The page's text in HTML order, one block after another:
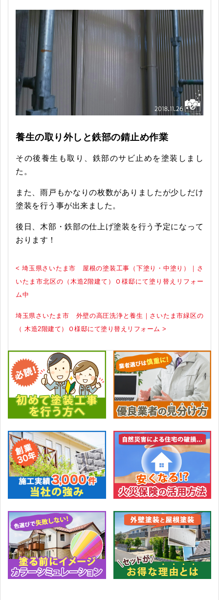
養生の取り外しと鉄部の錆止め作業
その後養生も取り、鉄部のサビ止めを塗装しまし
た。
また、雨戸もかなりの枚数がありましたが少しだけ
塗装を行う事が出来ました。
後日、木部・鉄部の仕上げ塗装を行う予定になって
おります！
< 埼玉県さいたま市 屋根の塗装工事（下塗り・中塗り）｜さ
いたま市北区の（木造2階建て）Ｏ様邸にて塗り替えリフォー
ム中
埼玉県さいたま市 外壁の高圧洗浄と養生｜さいたま市緑区の
（ 木造2階建て）Ｏ様邸にて塗り替えリフォーム >